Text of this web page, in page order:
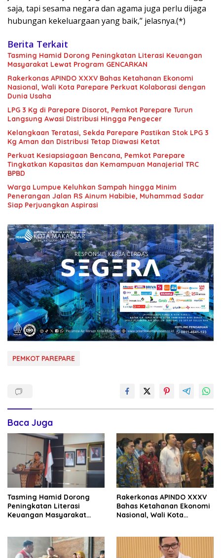
saja, tapi sesama negara dan agama juga perlu dijaga
hubungan kekeluargaan yang baik,” jelasnya.(*)
Berita Terkait
Tasming Hamid Dorong Peningkatan Literasi Keuangan
Masyarakat Lewat Program GENCARKAN
Rakerkonas APINDO XXXV Bahas Ketahanan Ekonomi
Nasional, Wali Kota Parepare Perkuat Kolaborasi dengan
Dunia Usaha
LPG 3 Kg di Parepare Disorot, Pemkot Parepare Turun
Langsung Awasi Distribusi Hingga Pengecer
Kelangkaan Teratasi, Sekda Parepare Pastikan Stok LPG 3
Kg Aman dan Distribusi Tetap Diawasi Ketat
Perkuat Kesiapsiagaan Bencana, Pemkot Parepare
Tingkatkan Kapasitas dan Kemampuan Manajerial TRC
BPBD
Warga Lumpue Keluhkan Sampah hingga Minim
Penerangan Jalan RS Ainum Habibie, Muhammad Sadar
Siap Perjuangkan Aspirasi
PEMKOT PAREPARE
Baca Juga
Tasming Hamid Dorong
Peningkatan Literasi
Keuangan Masyarakat
Rakerkonas APINDO XXXV
Bahas Ketahanan Ekonomi
Nasional, Wali Kota